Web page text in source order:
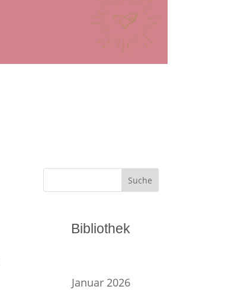
Suche
Bibliothek
Januar 2026